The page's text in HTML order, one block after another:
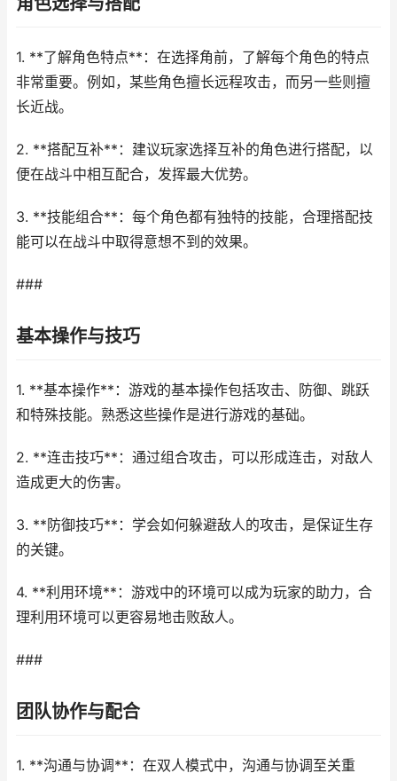
1. **了解角色特点**：在选择角前，了解每个角色的特点
非常重要。例如，某些角色擅长远程攻击，而另一些则擅
长近战。
2. **搭配互补**：建议玩家选择互补的角色进行搭配，以
便在战斗中相互配合，发挥最大优势。
3. **技能组合**：每个角色都有独特的技能，合理搭配技
能可以在战斗中取得意想不到的效果。
###
基本操作与技巧
1. **基本操作**：游戏的基本操作包括攻击、防御、跳跃
和特殊技能。熟悉这些操作是进行游戏的基础。
2. **连击技巧**：通过组合攻击，可以形成连击，对敌人
造成更大的伤害。
3. **防御技巧**：学会如何躲避敌人的攻击，是保证生存
的关键。
4. **利用环境**：游戏中的环境可以成为玩家的助力，合
理利用环境可以更容易地击败敌人。
###
团队协作与配合
1. **沟通与协调**：在双人模式中，沟通与协调至关重